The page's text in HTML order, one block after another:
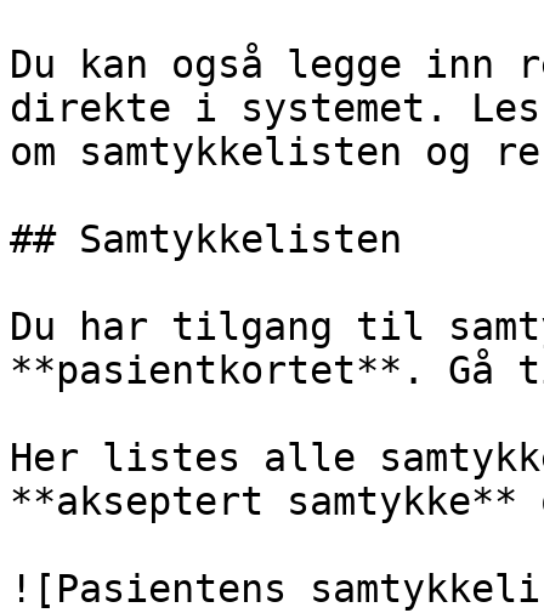
Du kan også legge inn
direkte i systemet.
om samtykkelisten og
## Samtykkelisten
Du har tilgang til
**pasientkortet**. Gå
Her listes alle
**akseptert
![Pasientens